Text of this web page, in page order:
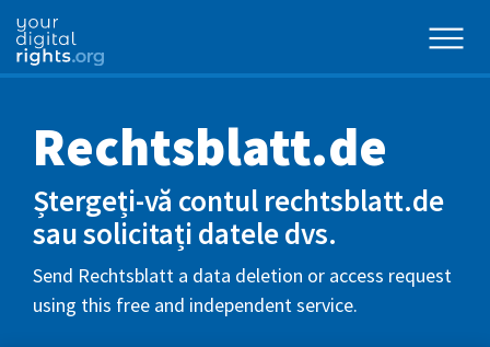
Rechtsblatt.de
Ștergeți-vă contul rechtsblatt.de
sau solicitați datele dvs.
Send Rechtsblatt a data deletion or access request
using this free and independent service.